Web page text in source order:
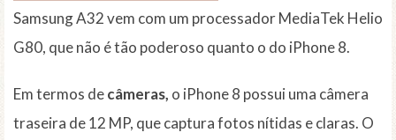
Samsung A32 vem com um processador MediaTek Helio
G80, que não é tão poderoso quanto o do iPhone 8.
Em termos decâmeras, o iPhone 8 possui uma câmera
traseira de 12 MP, que captura fotos nítidas e claras. O